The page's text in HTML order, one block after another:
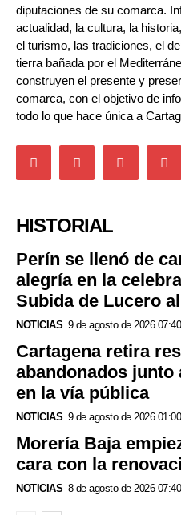
diputaciones de su comarca.
actualidad, la cultura, la
el turismo, las tradiciones, el
tierra bañada por el
construyen el presente y
comarca, con el objetivo de
todo lo que hace única a
HISTORIAL
Perín se llenó de
alegría en la
Subida de Lucero
NOTICIAS 9 de agosto de 2026 07:40
Cartagena retira
abandonados junto
en la vía pública
NOTICIAS 9 de agosto de 2026 01:00
Morería Baja
cara con la
NOTICIAS 8 de agosto de 2026 07:40